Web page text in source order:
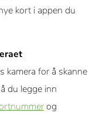
kort i appen du
kamera for å skanne
du legge inn
og